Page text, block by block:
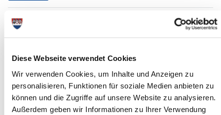
Diese Webseite verwendet Cookies
Wir verwenden Cookies, um Inhalte und Anzeigen zu
personalisieren, Funktionen für soziale Medien anbieten zu
können und die Zugriffe auf unsere Website zu analysieren.
Außerdem geben wir Informationen zu Ihrer Verwendung
Sitzung des Ausschusses für Soziales,
Familie, Gesundheit und Gleichstellung
Gleichstellung des Steinburger Kreistages tagt am Donnerstag,
dem 18. Mai 2017, um...
Read more